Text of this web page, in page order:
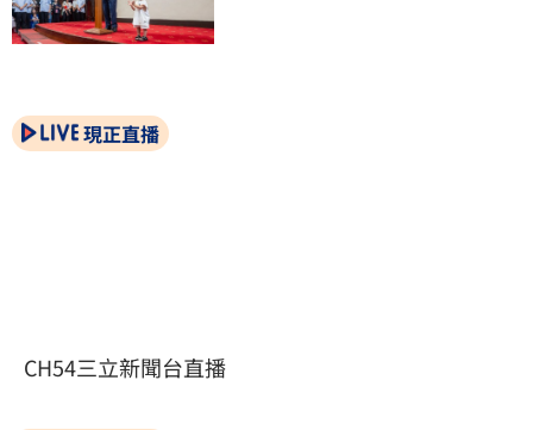
現正直播
CH54三立新聞台直播